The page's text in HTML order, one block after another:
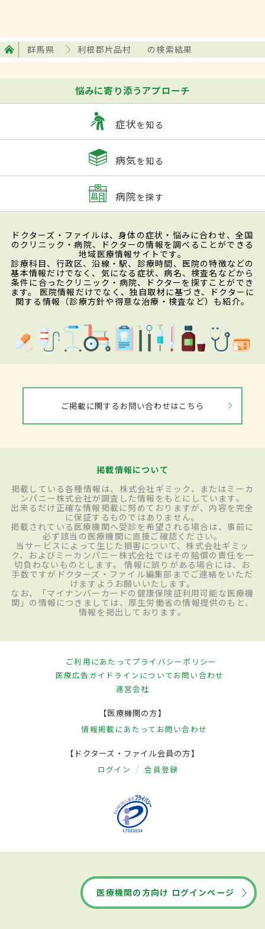
群馬県 利根郡片品村 の検索結果
悩みに寄り添うアプローチ
症状を知る
病気を知る
病院を探す
ドクターズ・ファイルは、身体の症状・悩みに合わせ、全国
のクリニック・病院、ドクターの情報を調べることができる
地域医療情報サイトです。
診療科目、行政区、沿線・駅、診療時間、医院の特徴などの
基本情報だけでなく、気になる症状、病名、検査名などから
条件に合ったクリニック・病院、ドクターを探すことができ
ます。 医院情報だけでなく、独自取材に基づき、ドクターに
関する情報（診療方針や得意な治療・検査など）も紹介。
ご掲載に関するお問い合わせはこちら
掲載情報について
掲載している各種情報は、株式会社ギミック、またはミーカ
ンパニー株式会社が調査した情報をもとにしています。
出来るだけ正確な情報掲載に努めておりますが、内容を完全
に保証するものではありません。
掲載されている医療機関へ受診を希望される場合は、事前に
必ず該当の医療機関に直接ご確認ください。
当サービスによって生じた損害について、株式会社ギミッ
ク、およびミーカンパニー株式会社ではその賠償の責任を一
切負わないものとします。 情報に誤りがある場合には、お
手数ですがドクターズ・ファイル編集部までご連絡をいただ
けますようお願いいたします。
なお、「マイナンバーカードの健康保険証利用可能な医療機
関」の情報につきましては、厚生労働省の情報提供のもと、
情報を掲出しております。
ご利用にあたってプライバシーポリシー
医療広告ガイドラインについてお問い合わせ
運営会社
【医療機関の方】
情報掲載にあたって お問い合わせ
【ドクターズ・ファイル会員の方】
ログイン 会員登録
医療機関の方向け ログインページ